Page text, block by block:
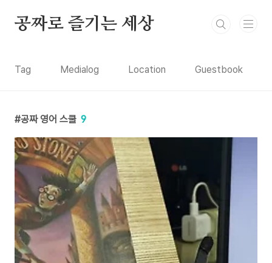
공짜로 즐기는 세상
Tag Medialog Location Guestbook
공짜 영어 스쿨 9